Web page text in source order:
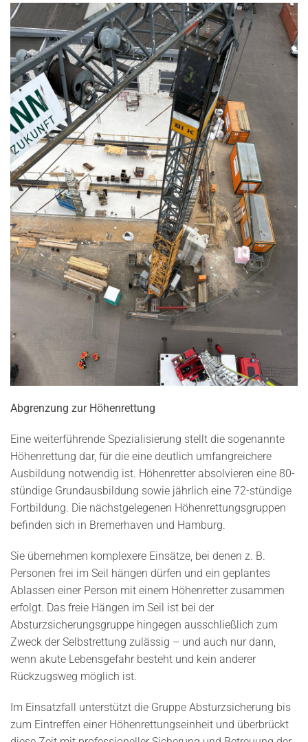
Abgrenzung zur Höhenrettung
Eine weiterführende Spezialisierung stellt die sogenannte
Höhenrettung dar, für die eine deutlich umfangreichere
Ausbildung notwendig ist. Höhenretter absolvieren eine 80-
stündige Grundausbildung sowie jährlich eine 72-stündige
Fortbildung. Die nächstgelegenen Höhenrettungsgruppen
befinden sich in Bremerhaven und Hamburg.
Sie übernehmen komplexere Einsätze, bei denen z. B.
Personen frei im Seil hängen dürfen und ein geplantes
Ablassen einer Person mit einem Höhenretter zusammen
erfolgt. Das freie Hängen im Seil ist bei der
Absturzsicherungsgruppe hingegen ausschließlich zum
Zweck der Selbstrettung zulässig – und auch nur dann,
wenn akute Lebensgefahr besteht und kein anderer
Rückzugsweg möglich ist.
Im Einsatzfall unterstützt die Gruppe Absturzsicherung bis
zum Eintreffen einer Höhenrettungseinheit und überbrückt